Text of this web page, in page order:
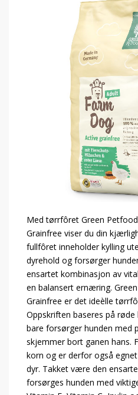
Med tørrfôret Green
Grainfree viser du din
fullfôret inneholder kylling
dyrehold og forsørger
ensartet kombinasjon av
en balansert ernæring.
Grainfree er det ideèlle
Oppskriften baseres på
bare forsørger hunden med
skjemmer bort ganen hans.
korn og er derfor også
dyr. Takket være den
forsørges hunden med